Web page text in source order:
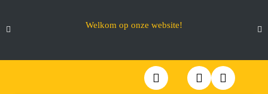
Welkom op onze website!